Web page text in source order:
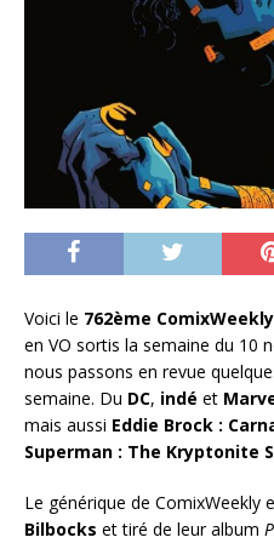
Voici le 762ème ComixWeekly
en VO sortis la semaine du 10
nous passons en revue
semaine. Du DC, indé et
mais aussi Eddie Brock :
Superman : The Kryptonite
Le générique de ComixWeekly
Bilbocks et tiré de leur album